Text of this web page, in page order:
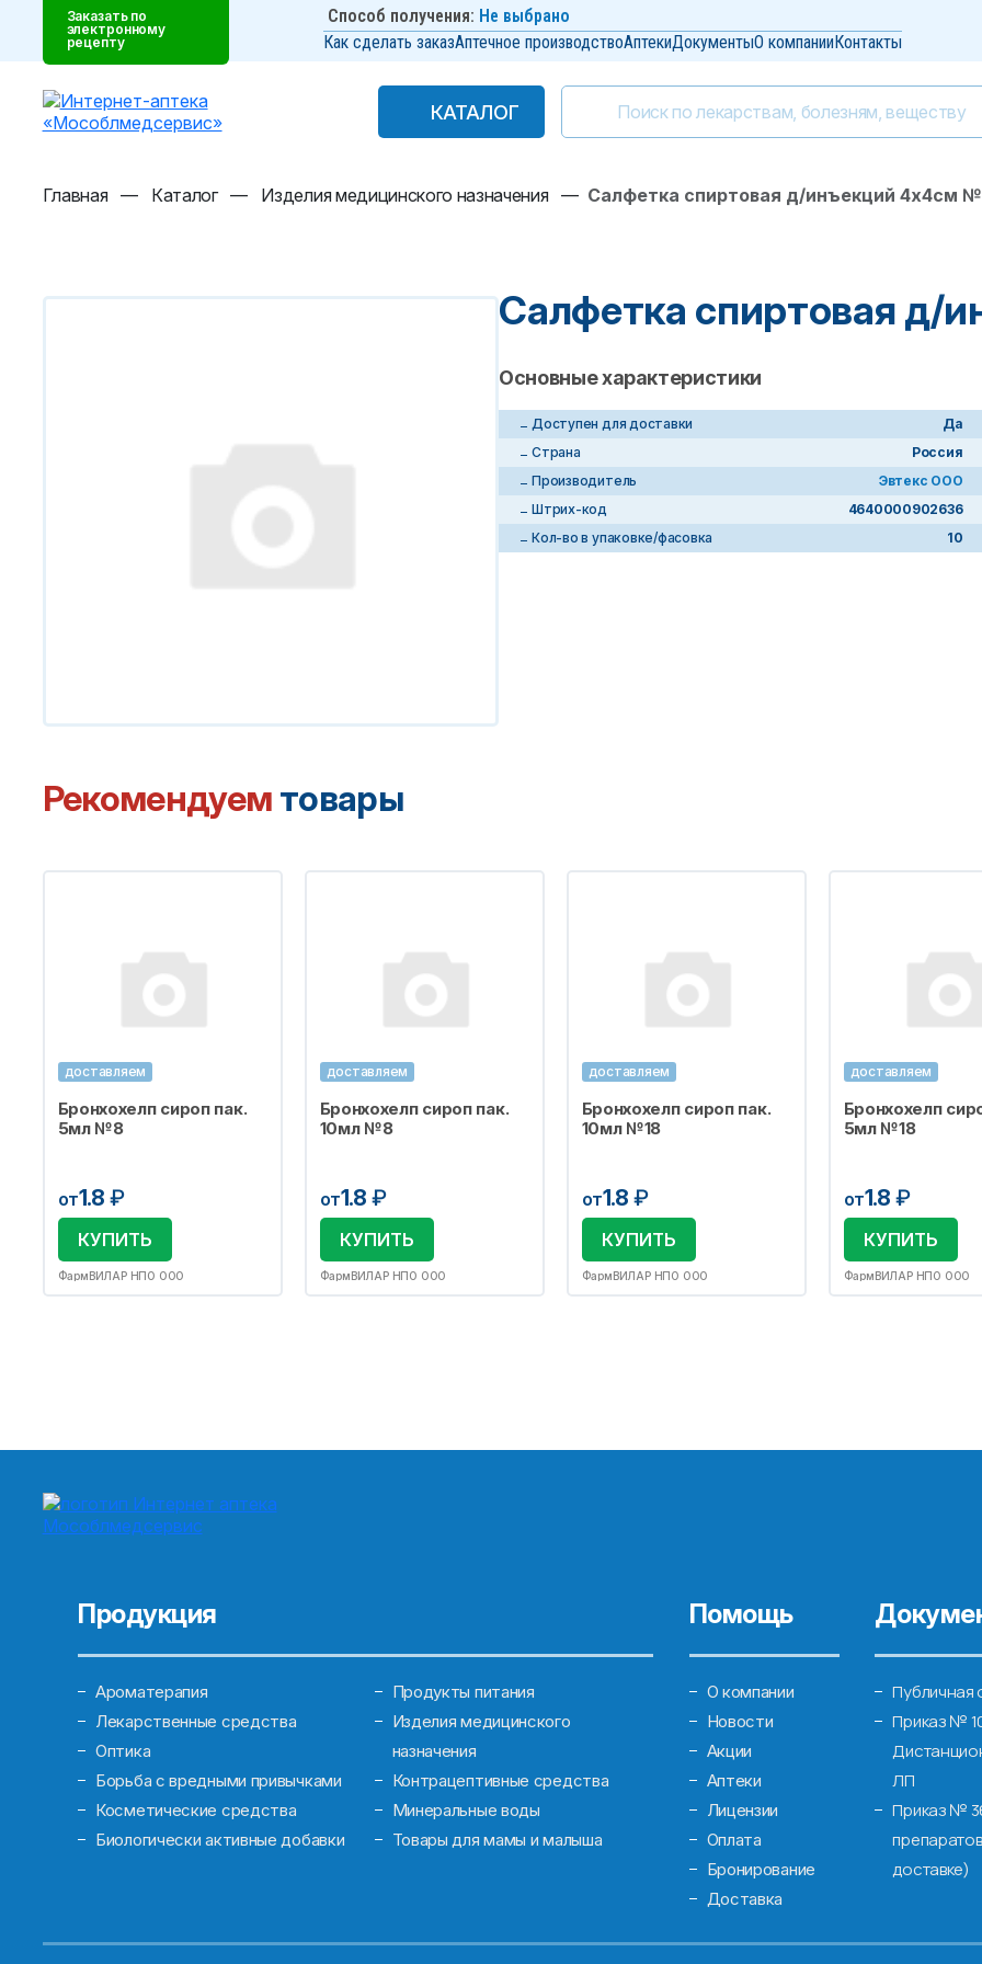
Заказать по
электронному
рецепту
Способ получения: Не выбрано
Как сделать заказАптечное производствоАптекиДокументыО компанииКонтакты
КАТАЛОГ
КАТАЛОГ
Главная — Каталог — Изделия медицинского назначения — Салфетка спиртовая д/инъекций 4х4см
Салфетка спиртовая д/
Основные характеристики
Доступен для доставки
Да
Страна
Россия
Производитель
Эвтекс ООО
Штрих-код
4640000902636
Кол-во в упаковке/фасовка
10
Рекомендуем товары
доставляем
Бронхохелп сироп пак.
5мл №8
от1.8 ₽
КУПИТЬ
ФармВИЛАР НПО ООО
доставляем
Бронхохелп сироп пак.
10мл №8
от1.8 ₽
КУПИТЬ
ФармВИЛАР НПО ООО
доставляем
Бронхохелп сироп пак.
10мл №18
от1.8 ₽
КУПИТЬ
ФармВИЛАР НПО ООО
доставляем
Бронхохелп
5мл №18
от1.8 ₽
КУПИТЬ
ФармВИЛАР НПО ООО
Продукция
Ароматерапия
Лекарственные средства
Оптика
Борьба с вредными привычками
Косметические средства
Биологически активные добавки
Продукты питания
Изделия медицинского
назначения
Контрацептивные средства
Минеральные воды
Товары для мамы и малыша
Помощь
О компании
Новости
Акции
Аптеки
Лицензии
Оплата
Бронирование
Доставка
Публичная
Приказ №
ЛП
Приказ №
доставке)